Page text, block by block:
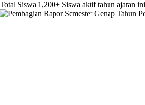
Total Siswa 1,200+ Siswa aktif tahun ajaran ini